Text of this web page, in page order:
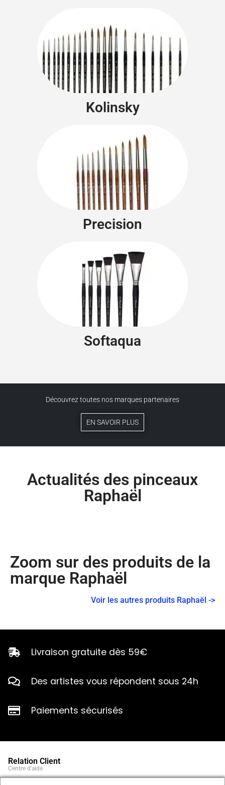
Kolinsky
Precision
Softaqua
Découvrez toutes nos marques partenaires
EN SAVOIR PLUS
Actualités des pinceaux
Raphaël
Zoom sur des produits de la
marque Raphaël
Voir les autres produits Raphaël ->
Livraison gratuite dès 59€
Des artistes vous répondent sous 24h
Paiements sécurisés
Relation Client
Centre d'aide